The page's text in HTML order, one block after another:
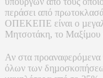
περάσει από
ΟΠΕΚΕΠΕ είναι ο
Μητσοτάκη, το Μαξίµου
Αν στα
όλων των